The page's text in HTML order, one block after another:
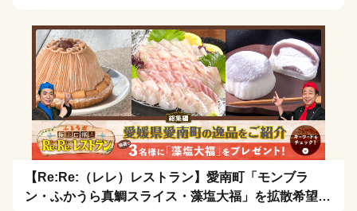
【Re:Re:（レレ）レストラン】愛南町「モンブラ
ン・ふかうら真鯛スライス・藻塩大福」を拡散希望！